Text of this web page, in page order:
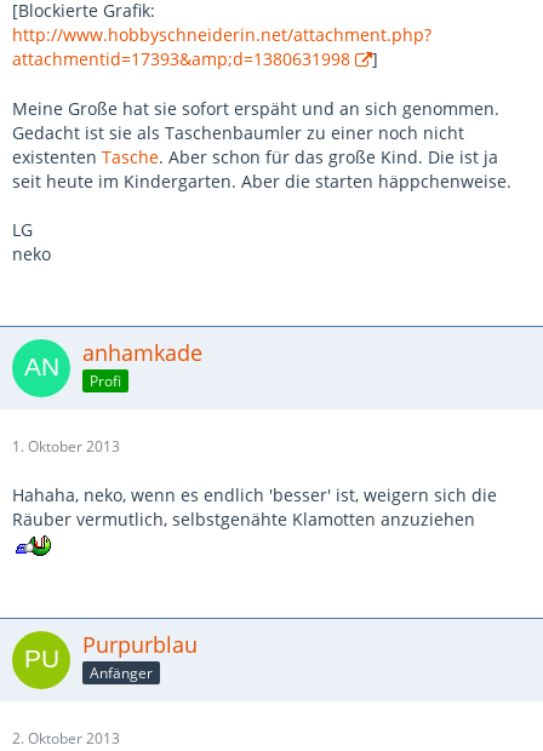
[Blockierte Grafik:
http://www.hobbyschneiderin.net/attachment.php?
attachmentid=17393&amp;d=1380631998
]
Meine Große hat sie sofort erspäht und an sich genommen.
Gedacht ist sie als Taschenbaumler zu einer noch nicht
existenten Tasche. Aber schon für das große Kind. Die ist ja
seit heute im Kindergarten. Aber die starten häppchenweise.
LG
neko
anhamkade
Profi
1. Oktober 2013
Hahaha, neko, wenn es endlich 'besser' ist, weigern sich die
Räuber vermutlich, selbstgenähte Klamotten anzuziehen
Purpurblau
Anfänger
2. Oktober 2013